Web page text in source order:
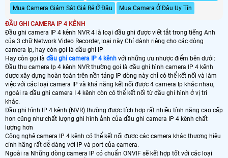
Mua Camera Giám Sát Giá Rẻ Ở Đâu
Mua Camera Ở Đâu Uy Tín
ĐẦU GHI CAMERA IP 4 KÊNH
Đầu ghi camera IP 4 kênh NVR 4 là loại đầu ghi được viết tắt trong tiếng Anh
của 3 chữ Network Video Recorder, loại này Chỉ dành riêng cho các dòng
camera Ip, hay còn gọi là đầu ghi IP
Hay còn gọi là đầu ghi camera IP 4 kênh với những ưu nhược điểm bên dưới:
Đầu thu camera Ip 4 kênh NVR thường gọi là đầu ghi hình camera IP 4 kênh
được xây dựng hoàn toàn trên nền tảng IP dòng này chỉ có thể kết nối và làm
việc với các loại camera IP và khả năng kết nối được 4 camera Ip khác nhau,
ngoài ra đầu ghi camera I 4 kênh còn có thể kết nối từ đầu ghi hình ở vị trí
khác.
Đầu ghi hình IP 4 kênh (NVR) thường được tích hợp rất nhiều tính năng cao cấp
hơn cũng như chất lượng ghi hình ảnh của đầu ghi camera IP 4 kênh chất
lượng hơn
Công nghệ camera IP 4 kênh có thể kết nối được các camera khác thương hiệu
cính hãng rất dễ dàng với IP và port của camera.
Ngoài ra Những dòng camera IP có chuẩn ONVIF sẽ kết hợp tốt với các loại